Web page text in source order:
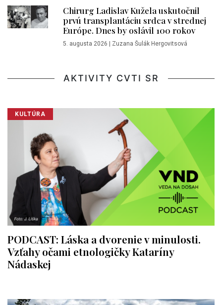
Chirurg Ladislav Kužela uskutočnil
prvú transplantáciu srdca v strednej
Európe. Dnes by oslávil 100 rokov
5. augusta 2026 | Zuzana Šulák Hergovitsová
AKTIVITY CVTI SR
KULTÚRA
PODCAST: Láska a dvorenie v minulosti.
Vzťahy očami etnologičky Kataríny
Nádaskej